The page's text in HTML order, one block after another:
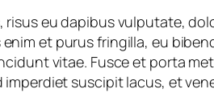
risus eu dapibus vulputate,
enim et purus fringilla, eu
vitae. Fusce et porta
imperdiet suscipit lacus, et